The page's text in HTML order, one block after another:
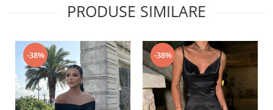
PRODUSE SIMILARE
-38% -38%